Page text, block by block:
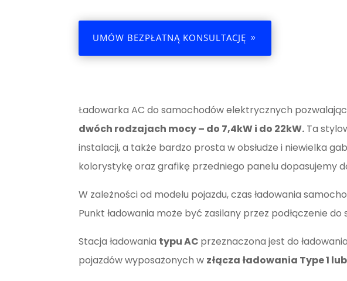
UMÓW BEZPŁATNĄ KONSULTACJĘ
Ładowarka AC do samochodów elektrycznych
dwóch rodzajach mocy – do 7,4kW i do 22kW. Ta
instalacji, a także bardzo prosta w obsłudze i niewielka
kolorystykę oraz grafikę przedniego panelu dopasujemy
W zależności od modelu pojazdu, czas ładowania
Punkt ładowania może być zasilany przez podłączenie
Stacja ładowania typu AC przeznaczona jest do
pojazdów wyposażonych w złącza ładowania Type 1